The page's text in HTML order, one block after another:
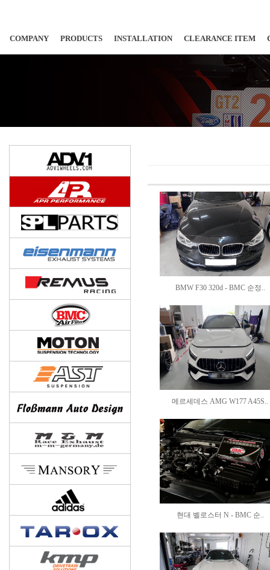
COMPANY PRODUCTS INSTALLATION CLEARANCE ITEM
BMW F30 320d - BMC 순정..
메르세데스 AMG W177 A45S..
현대 벨로스터 N - BMC 순..